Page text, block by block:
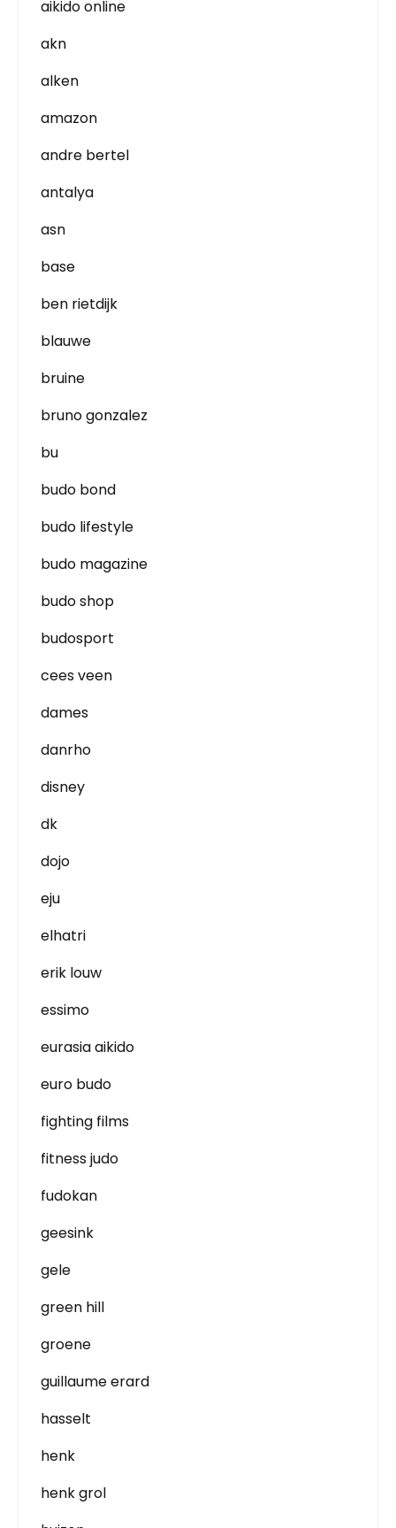
aikido online
akn
alken
amazon
andre bertel
antalya
asn
base
ben rietdijk
blauwe
bruine
bruno gonzalez
bu
budo bond
budo lifestyle
budo magazine
budo shop
budosport
cees veen
dames
danrho
disney
dk
dojo
eju
elhatri
erik louw
essimo
eurasia aikido
euro budo
fighting films
fitness judo
fudokan
geesink
gele
green hill
groene
guillaume erard
hasselt
henk
henk grol